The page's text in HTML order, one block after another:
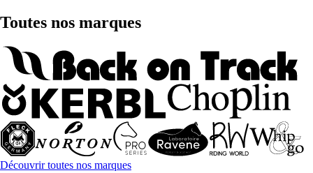
Toutes nos marques
Découvrir toutes nos marques